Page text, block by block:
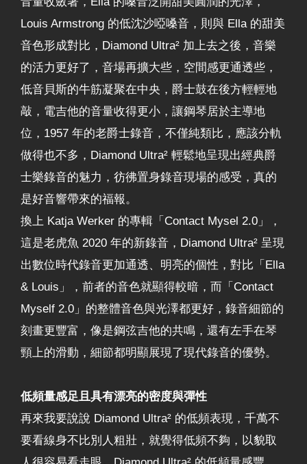
Louis Armstrong 的低沈沙啞嗓音，則與 Ella 的甜美
音色形成對比，Diamond Ultra² 加上去之後，音樂
的活力更好了，音場再擴大些，空間感更通透些，
低音貝斯的牛筋凝聚在中央，爵士鼓在後方輕輕地
敲，電吉他的音量收得更小，讓鋼琴居於主導地
位，1957 年的老爵士錄音，不僅純類比，應該分軌
做得也不多，Diamond Ultra² 輕鬆地呈現出經典爵
士樂錄音的魅力，彷彿置身錄音現場的感受，真的
是好音響帶來的福報。
換上 Katja Werker 的專輯「Contact Mysel 2.0」，
這是老虎魚 2020 年的新錄音，Diamond Ultra² 呈現
出數位時代錄音更加通透、明亮的個性，對比「Ella
& Louis」，前者的音色就顯得較暗，而「Contact
Myself 2.0」的整體音色與光澤都更好，錄音細節的
刻畫更豐富，像是鋼弦吉他的共鳴，還有左手在琴
頸上的滑動，細節都明顯展現了現代錄音的優勢。
低頻量感足且具有漂亮的密度與彈性
再來我要說說 Diamond Ultra² 的低頻表現，千萬不
要看線身不比別人粗壯，就覺得低頻不夠，以貌取